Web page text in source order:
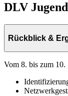
DLV
Rückblick &
Vom 8. bis zum